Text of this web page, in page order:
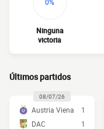
Ninguna
victoria
Últimos partidos
08/07/26
Austria Viena
1
DAC
1